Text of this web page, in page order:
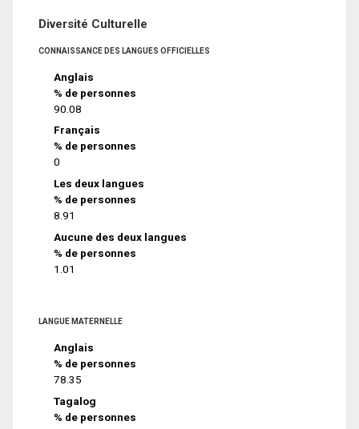
Diversité Culturelle
CONNAISSANCE DES LANGUES OFFICIELLES
Anglais
% de personnes
90.08
Français
% de personnes
0
Les deux langues
% de personnes
8.91
Aucune des deux langues
% de personnes
1.01
LANGUE MATERNELLE
Anglais
% de personnes
78.35
Tagalog
% de personnes